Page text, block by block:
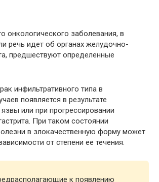
онкологического заболевания, в
речь идет об органах желудочно-
предшествуют определенные
инфильтративного типа в
появляется в результате
или при прогрессировании
При таком состоянии
в злокачественную форму может
от степени ее течения.
к появлению